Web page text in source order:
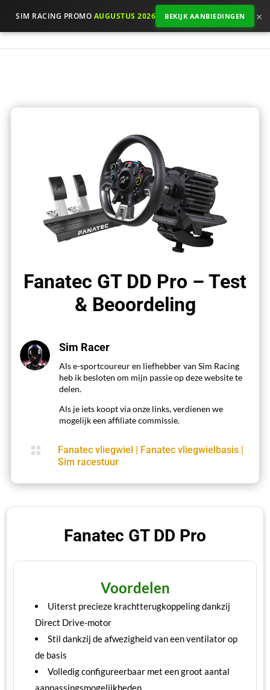
SIM RACING PROMO AUGUSTUS 2026 BEKIJK AANBIEDINGEN ×
Fanatec GT DD Pro – Test
& Beoordeling
Sim Racer
Als e-sportcoureur en liefhebber van Sim Racing
heb ik besloten om mijn passie op deze website te
delen.
Als je iets koopt via onze links, verdienen we
mogelijk een affiliate commissie.
 Fanatec vliegwiel | Fanatec vliegwielbasis |
Sim racestuur
Fanatec GT DD Pro
Voordelen
Uiterst precieze krachtterugkoppeling dankzij
Direct Drive-motor
Stil dankzij de afwezigheid van een ventilator op
de basis
Volledig configureerbaar met een groot aantal
aanpassingsmogelijkheden